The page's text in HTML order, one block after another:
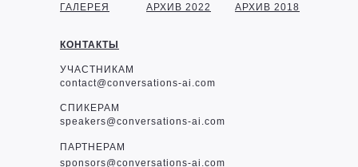
КОНТАКТЫ
УЧАСТНИКАМ
contact@conversations-ai.com
СПИКЕРАМ
speakers@conversations-ai.com
ПАРТНЕРАМ
sponsors@conversations-ai.com
ГАЛЕРЕЯ АРХИВ 2022 АРХИВ 2018